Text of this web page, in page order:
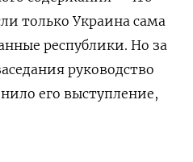
только Украина сама
республики. Но за
руководство
его выступление,